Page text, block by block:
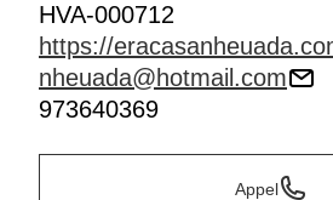
HVA-000712
https://
nheuada@hotmail.com
973640369
Appel